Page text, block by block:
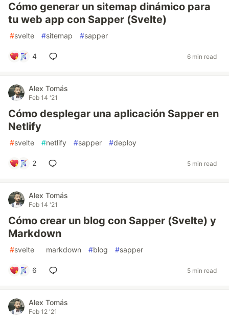
Cómo generar un sitemap dinámico para
tu web app con Sapper (Svelte)
#svelte #sitemap #sapper
4 6 min read
Alex Tomás
Feb 14 '21
Cómo desplegar una aplicación Sapper en
Netlify
#svelte #netlify #sapper #deploy
2 5 min read
Alex Tomás
Feb 14 '21
Cómo crear un blog con Sapper (Svelte) y
Markdown
#svelte markdown #blog #sapper
6 5 min read
Alex Tomás
Feb 12 '21